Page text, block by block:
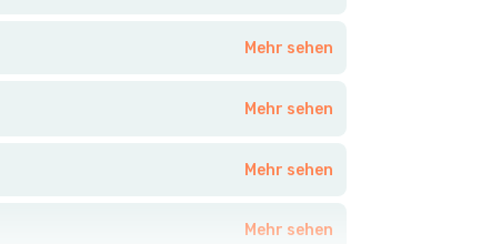
Mehr sehen
Mehr sehen
Mehr sehen
Mehr sehen